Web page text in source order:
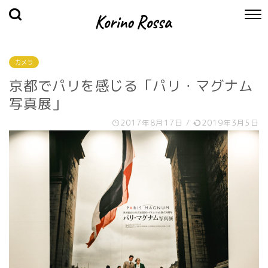
カメラ
京都でパリを感じる「パリ・マグナム
写真展」
2017年8月17日 / 2019年3月5日